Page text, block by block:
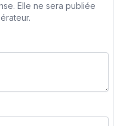
Elle ne sera publiée